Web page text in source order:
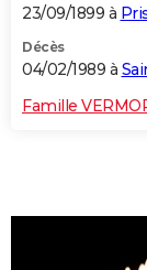
23/09/1899 à
Décès
04/02/1989 à
Famille